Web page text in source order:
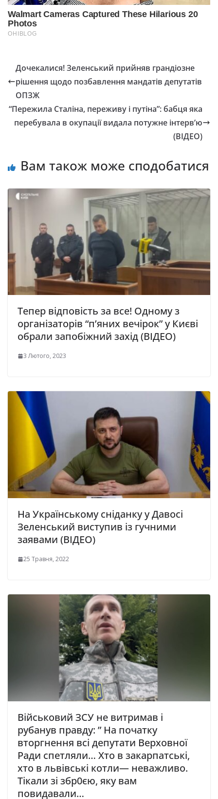
Дочекалися! Зеленський прийняв грандіозне
рішення щодо позбавлення мандатів депутатів
ОПЗЖ
“Пережила Сталіна, переживу і путіна”: бабця яка
перебувала в окупації видала потужне інтерв’ю
(ВІДЕО)
Вам також може сподобатися
Тепер відповість за все! Одному з
організаторів “п’яних вечірок” у Києві
обрали запобіжний захід (ВІДЕО)
3 Лютого, 2023
На Українському сніданку у Давосі
Зеленський виступив із гучними
заявами (ВІДЕО)
25 Травня, 2022
Військовий ЗСУ не витримав і
рубанув правду: ” На початку
вторгнення всі депутати Верховної
Ради спетляли… Хто в закарпатські,
хто в львівські котли— неважливо.
Тікали зі збр0єю, яку вам
повидавали…